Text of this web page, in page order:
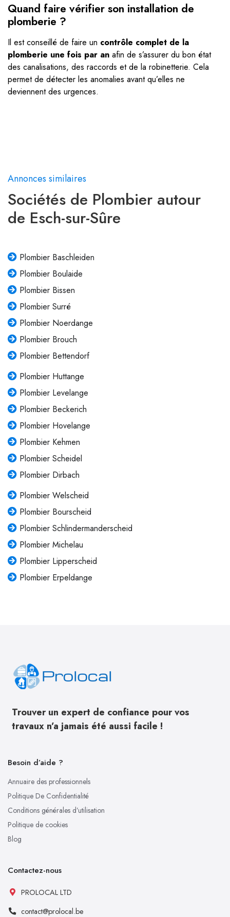
Quand faire vérifier son installation de
plomberie ?
Il est conseillé de faire un contrôle complet de la
plomberie une fois par an afin de s’assurer du bon état
des canalisations, des raccords et de la robinetterie. Cela
permet de détecter les anomalies avant qu’elles ne
deviennent des urgences.
Annonces similaires
Sociétés de Plombier autour
de Esch-sur-Sûre
Plombier Baschleiden
Plombier Boulaide
Plombier Bissen
Plombier Surré
Plombier Noerdange
Plombier Brouch
Plombier Bettendorf
Plombier Huttange
Plombier Levelange
Plombier Beckerich
Plombier Hovelange
Plombier Kehmen
Plombier Scheidel
Plombier Dirbach
Plombier Welscheid
Plombier Bourscheid
Plombier Schlindermanderscheid
Plombier Michelau
Plombier Lipperscheid
Plombier Erpeldange
Trouver un expert de confiance pour vos
travaux n’a jamais été aussi facile !
Besoin d’aide ?
Annuaire des professionnels
Politique De Confidentialité
Conditions générales d’utilisation
Politique de cookies
Blog
Contactez-nous
PROLOCAL LTD
contact@prolocal.be